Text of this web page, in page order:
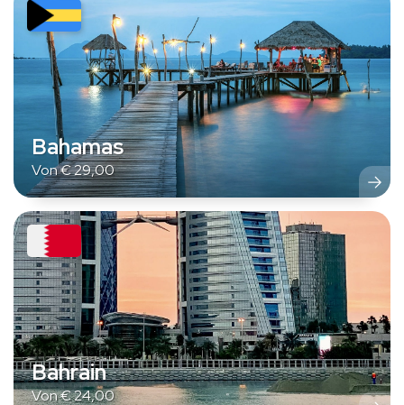
Bahamas
Von€29,00
Bahrain
Von€24,00